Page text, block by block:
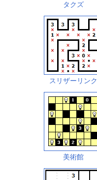
タクズ
スリザーリンク
美術館